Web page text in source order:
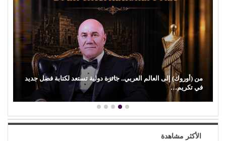
من (أوروك) إلى العالم العربي.. جائزة دولية تستعد لكتابة فصل جديد
في تكريم…
الأكثر مشاهدة